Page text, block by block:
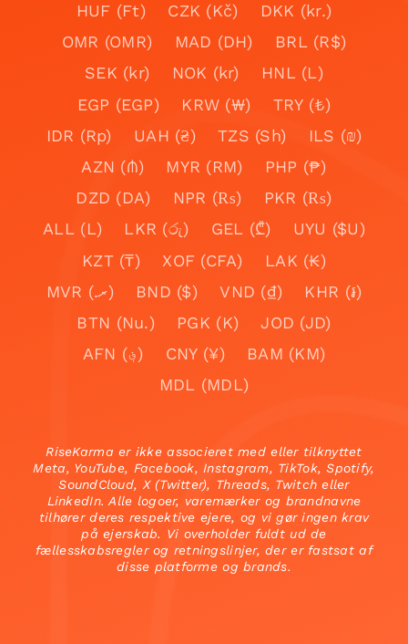
HUF (Ft)
CZK (Kč)
DKK (kr.)
OMR (OMR)
MAD (DH)
BRL (R$)
SEK (kr)
NOK (kr)
HNL (L)
EGP (EGP)
KRW (₩)
TRY (₺)
IDR (Rp)
UAH (₴) TZS (Sh)
ILS (₪)
AZN (₼)
MYR (RM)
PHP (₱)
DZD (DA)
NPR (₨)
PKR (₨)
ALL (L)
LKR (රු) GEL (₾)
UYU ($U)
KZT (₸)
XOF (CFA)
LAK (₭)
MVR (.ރ)
BND ($) VND (₫)
KHR (៛)
BTN (Nu.)
PGK (K)
JOD (JD)
AFN (؋)
CNY (¥)
BAM (KM)
MDL (MDL)
RiseKarma er ikke associeret med eller tilknyttet
Meta, YouTube, Facebook, Instagram, TikTok, Spotify,
SoundCloud, X (Twitter), Threads, Twitch eller
LinkedIn. Alle logoer, varemærker og brandnavne
tilhører deres respektive ejere, og vi gør ingen krav
på ejerskab. Vi overholder fuldt ud de
fællesskabsregler og retningslinjer, der er fastsat af
disse platforme og brands.